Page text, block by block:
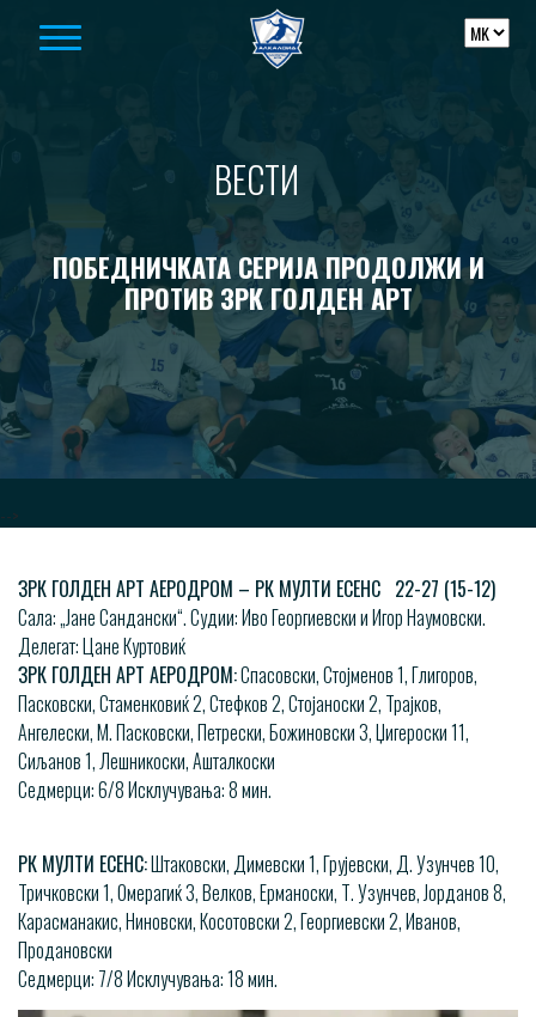
ВЕСТИ
ПОБЕДНИЧКАТА СЕРИЈА ПРОДОЛЖИ И
ПРОТИВ ЗРК ГОЛДЕН АРТ
-->
ЗРК ГОЛДЕН АРТ АЕРОДРОМ – РК МУЛТИ ЕСЕНС 22-27 (15-12)
Сала: „Јане Сандански“. Судии: Иво Георгиевски и Игор Наумовски.
Делегат: Цане Куртовиќ
ЗРК ГОЛДЕН АРТ АЕРОДРОМ:Спасовски, Стојменов 1, Глигоров,
Пасковски, Стаменковиќ 2, Стефков 2, Стојаноски 2, Трајков,
Ангелески, М. Пасковски, Петрески, Божиновски 3, Џигероски 11,
Сиљанов 1, Лешникоски, Ашталкоски
Седмерци: 6/8 Исклучувања: 8 мин.
РК МУЛТИ ЕСЕНС:Штаковски, Димевски 1, Грујевски, Д. Узунчев 10,
Тричковски 1, Омерагиќ 3, Велков, Ерманоски, Т. Узунчев, Јорданов 8,
Карасманакис, Ниновски, Косотовски 2, Георгиевски 2, Иванов,
Продановски
Седмерци: 7/8 Исклучувања: 18 мин.